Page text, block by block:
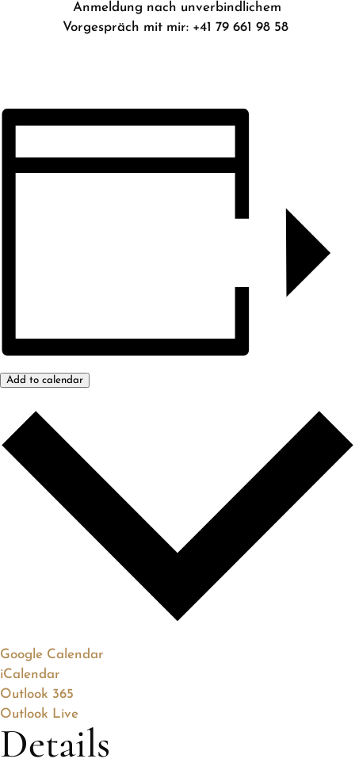
Anmeldung nach unverbindlichem
Vorgespräch mit mir: +41 79 661 98 58
Add to calendar
Google Calendar
iCalendar
Outlook 365
Outlook Live
Details